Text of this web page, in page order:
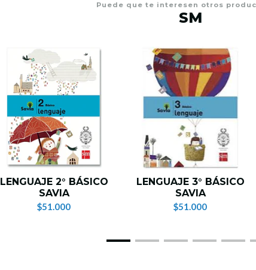
Puede que te interesen otros
SM
LENGUAJE 2° BÁSICO
SAVIA
$51.000
LENGUAJE 3° BÁSICO
SAVIA
$51.000